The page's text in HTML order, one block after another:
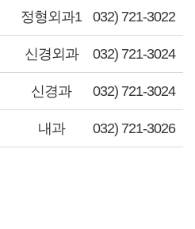
정형외과1 032) 721-3022
신경외과 032) 721-3024
신경과 032) 721-3024
내과 032) 721-3026